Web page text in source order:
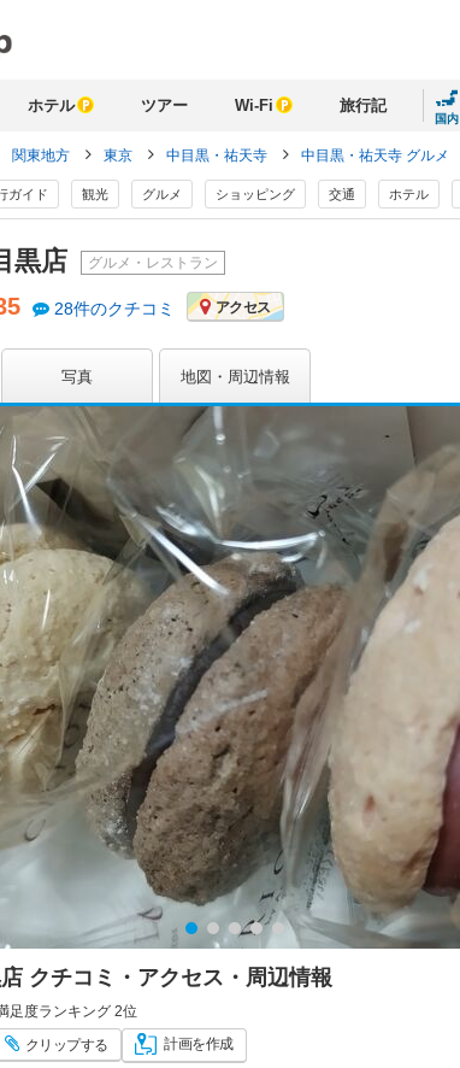
ホテル ツアー Wi-Fi 旅行記
国内
関東地方 東京 中目黒・祐天寺 中目黒・祐天寺 グルメ
ガイド 観光 グルメ ショッピング 交通 ホテル
黒店 グルメ・レストラン
28件のクチコミ アクセス
写真 地図・周辺情報
クチコミ・アクセス・周辺情報
足度ランキング 2位
クリップする 計画を作成